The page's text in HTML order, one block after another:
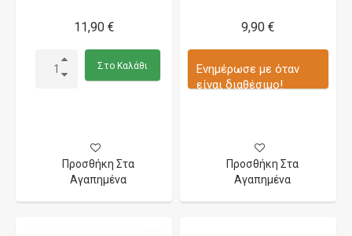
11,90 €
Στο Καλάθι
Προσθήκη Στα
Αγαπημένα
9,90 €
Ενημέρωσε με όταν
είναι διαθέσιμο!
Προσθήκη Στα
Αγαπημένα